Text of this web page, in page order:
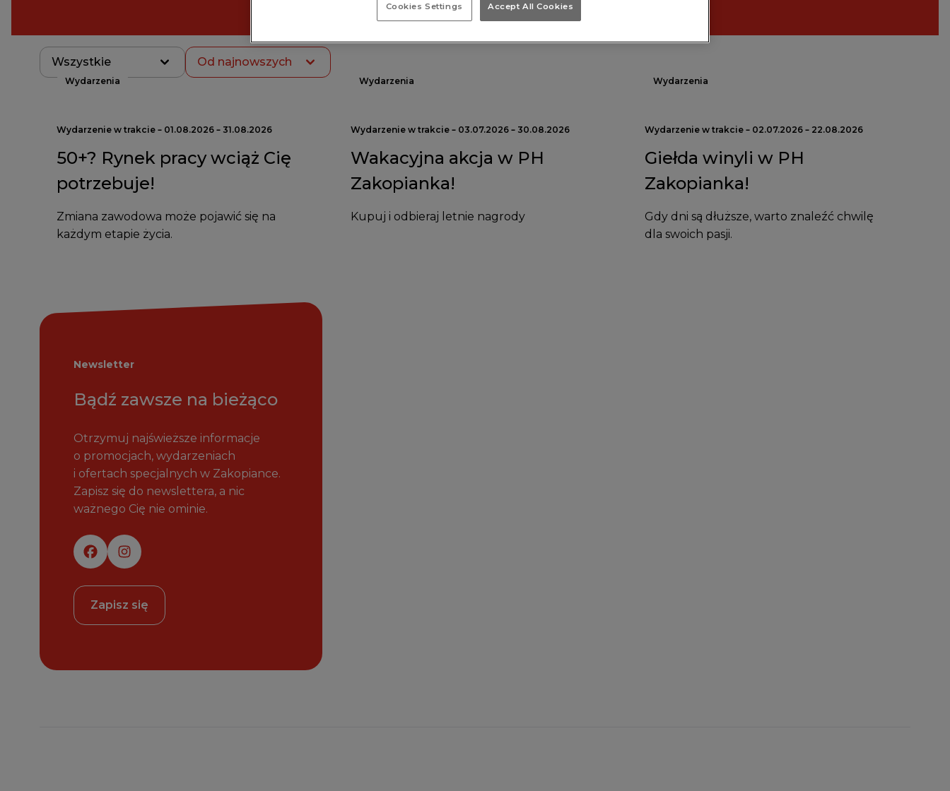
Wszystkie Od najnowszych
Wydarzenia
Wydarzenie w trakcie – 01.08.2026 – 31.08.2026
50+? Rynek pracy wciąż Cię
potrzebuje!
Zmiana zawodowa może pojawić się na
każdym etapie życia.
Wydarzenia
Wydarzenie w trakcie – 03.07.2026 – 30.08.2026
Wakacyjna akcja w PH
Zakopianka!
Kupuj i odbieraj letnie nagrody
Wydarzenia
Wydarzenie w trakcie – 02.07.2026 – 22.08.2026
Giełda winyli w PH
Zakopianka!
Gdy dni są dłuższe, warto znaleźć chwilę
dla swoich pasji.
Newsletter
Bądź zawsze na bieżąco
Otrzymuj najświeższe informacje
o promocjach, wydarzeniach
i ofertach specjalnych w Zakopiance.
Zapisz się do newslettera, a nic
ważnego Cię nie ominie.
Zapisz się
Cookies Settings Accept All Cookies